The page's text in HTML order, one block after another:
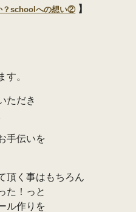
？schoolへの想い② 】
す。
ただき
手伝いを
頂く事はもちろん
た！っと
ル作りを